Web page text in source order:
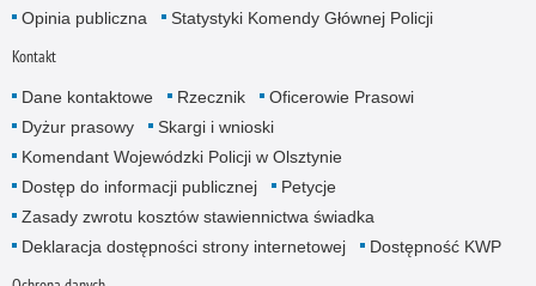
Opinia publiczna
Statystyki Komendy Głównej Policji
Kontakt
Dane kontaktowe Rzecznik
Oficerowie Prasowi
Dyżur prasowy
Skargi i wnioski
Komendant Wojewódzki Policji w Olsztynie
Dostęp do informacji publicznej
Petycje
Zasady zwrotu kosztów stawiennictwa świadka
Deklaracja dostępności strony internetowej
Dostępność KWP